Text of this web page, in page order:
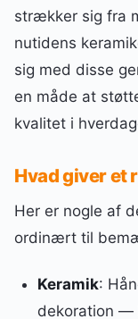
strækker sig fra
nutidens
sig med disse
en måde at
kvalitet i
Hvad giver et
Her er nogle af
ordinært til
Keramik:
dekoration —